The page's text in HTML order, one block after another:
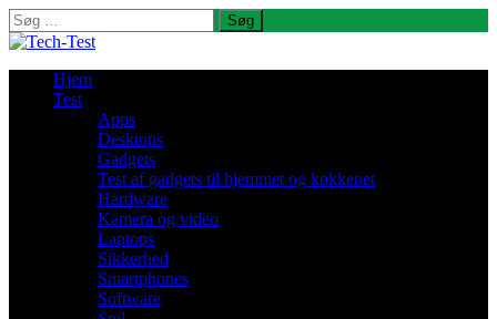
Søg
efter:
Hjem
Test
Apps
Desktops
Gadgets
Test af gadgets til hjemmet og køkkenet
Hardware
Kamera og video
Laptops
Sikkerhed
Smartphones
Software